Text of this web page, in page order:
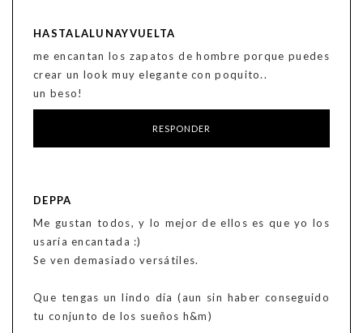
HASTALALUNAYVUELTA
me encantan los zapatos de hombre porque puedes
crear un look muy elegante con poquito..
un beso!
RESPONDER
DEPPA
Me gustan todos, y lo mejor de ellos es que yo los
usaría encantada :)
Se ven demasiado versátiles.
Que tengas un lindo día (aun sin haber conseguido
tu conjunto de los sueños h&m)